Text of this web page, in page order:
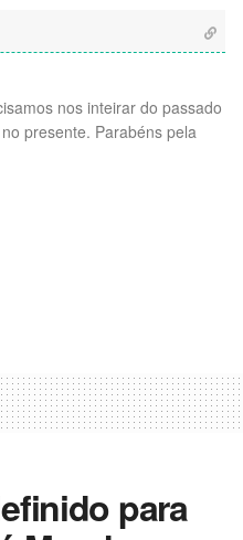
nos inteirar do passado
presente. Parabéns pela
para